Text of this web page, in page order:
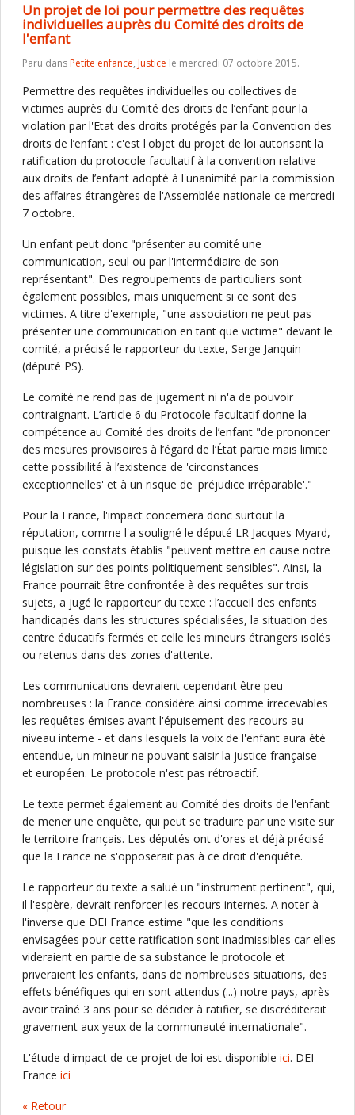
Un projet de loi pour permettre des requêtes
individuelles auprès du Comité des droits de
l'enfant
Paru dansPetite enfance, Justice le mercredi 07 octobre 2015.
Permettre des requêtes individuelles ou collectives de
victimes auprès du Comité des droits de l’enfant pour la
violation par l'Etat des droits protégés par la Convention des
droits de l’enfant : c'est l'objet du projet de loi autorisant la
ratification du protocole facultatif à la convention relative
aux droits de l’enfant adopté à l'unanimité par la commission
des affaires étrangères de l'Assemblée nationale ce mercredi
7 octobre.
Un enfant peut donc "présenter au comité une
communication, seul ou par l'intermédiaire de son
représentant". Des regroupements de particuliers sont
également possibles, mais uniquement si ce sont des
victimes. A titre d'exemple, "une association ne peut pas
présenter une communication en tant que victime" devant le
comité, a précisé le rapporteur du texte, Serge Janquin
(député PS).
Le comité ne rend pas de jugement ni n'a de pouvoir
contraignant. L’article 6 du Protocole facultatif donne la
compétence au Comité des droits de l’enfant "de prononcer
des mesures provisoires à l’égard de l’État partie mais limite
cette possibilité à l’existence de 'circonstances
exceptionnelles' et à un risque de 'préjudice irréparable'."
Pour la France, l'impact concernera donc surtout la
réputation, comme l'a souligné le député LR Jacques Myard,
puisque les constats établis "peuvent mettre en cause notre
législation sur des points politiquement sensibles". Ainsi, la
France pourrait être confrontée à des requêtes sur trois
sujets, a jugé le rapporteur du texte : l’accueil des enfants
handicapés dans les structures spécialisées, la situation des
centre éducatifs fermés et celle les mineurs étrangers isolés
ou retenus dans des zones d'attente.
Les communications devraient cependant être peu
nombreuses : la France considère ainsi comme irrecevables
les requêtes émises avant l'épuisement des recours au
niveau interne - et dans lesquels la voix de l'enfant aura été
entendue, un mineur ne pouvant saisir la justice française -
et européen. Le protocole n'est pas rétroactif.
Le texte permet également au Comité des droits de l'enfant
de mener une enquête, qui peut se traduire par une visite sur
le territoire français. Les députés ont d'ores et déjà précisé
que la France ne s'opposerait pas à ce droit d'enquête.
Le rapporteur du texte a salué un "instrument pertinent", qui,
il l'espère, devrait renforcer les recours internes. A noter à
l'inverse que DEI France estime "que les conditions
envisagées pour cette ratification sont inadmissibles car elles
videraient en partie de sa substance le protocole et
priveraient les enfants, dans de nombreuses situations, des
effets bénéfiques qui en sont attendus (...) notre pays, après
avoir traîné 3 ans pour se décider à ratifier, se discréditerait
gravement aux yeux de la communauté internationale".
L'étude d'impact de ce projet de loi est disponible ici. DEI
France ici
« Retour